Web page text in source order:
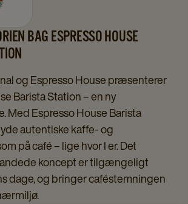
BAG ESPRESSO HOUSE
og Espresso House præsenterer
Barista Station – en ny
Med Espresso House Barista
autentiske kaffe- og
på café – lige hvor I er. Det
koncept er tilgængeligt
dage, og bringer caféstemningen